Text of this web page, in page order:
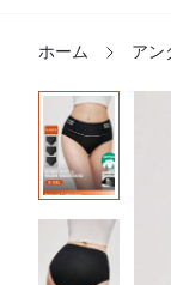
ホーム アン